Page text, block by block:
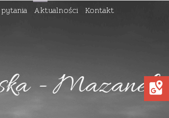
Aktualności Kontakt
- Mazanek